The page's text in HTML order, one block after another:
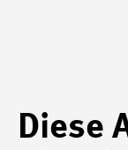
Diese